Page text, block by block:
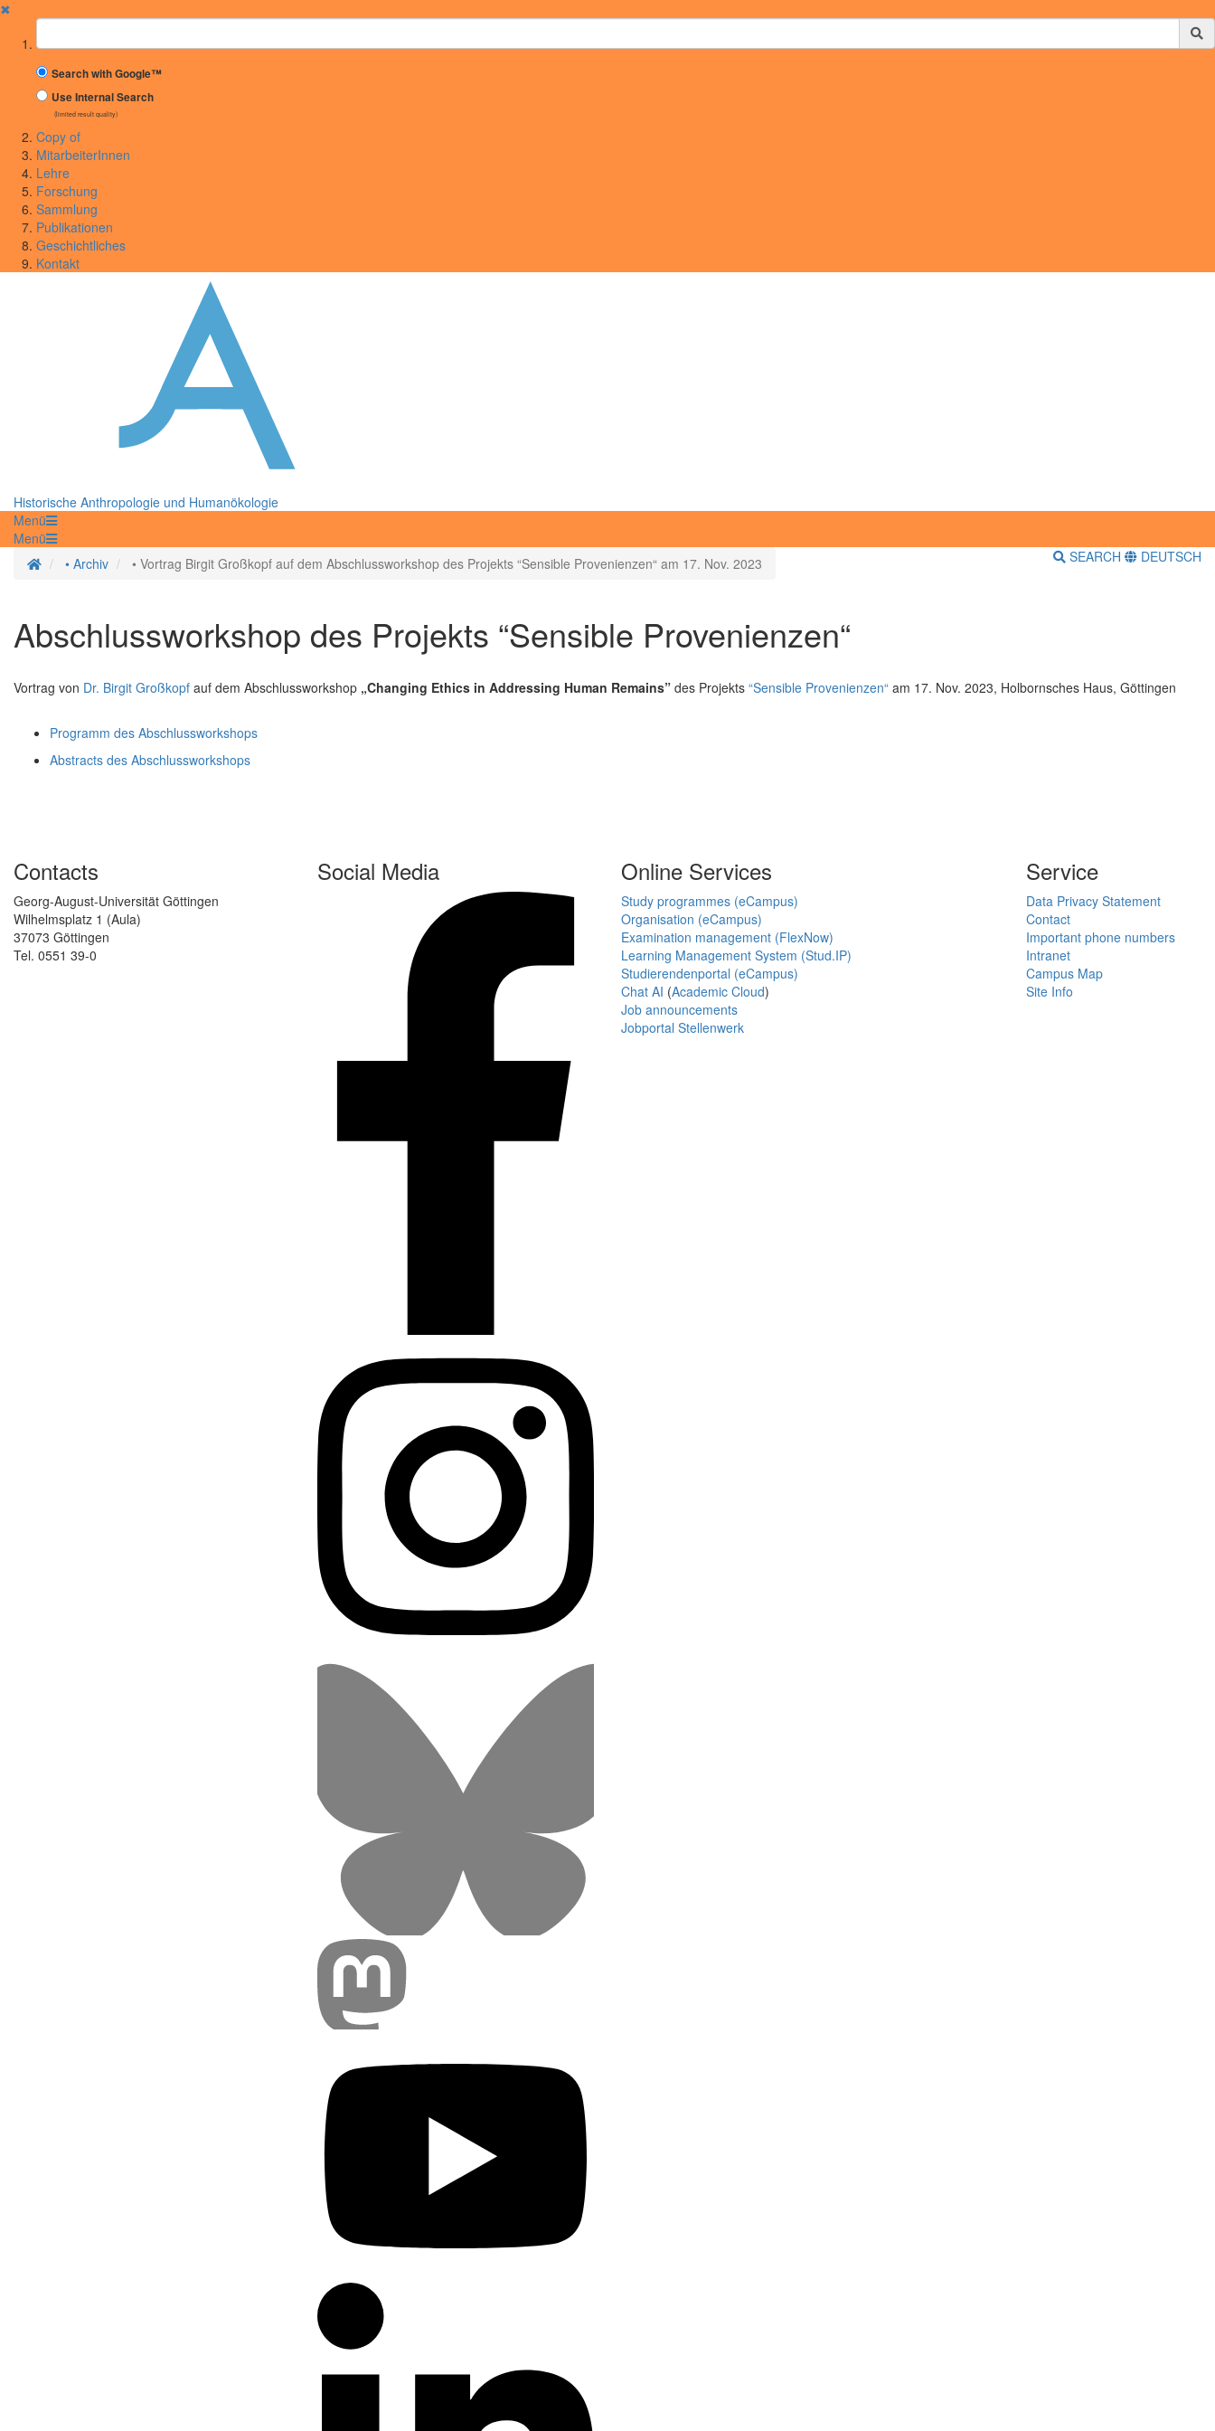
✖
Suchbegriff
Search with Google™
Use Internal Search
(limited result quality)
Copy of
MitarbeiterInnen
Lehre
Forschung
Sammlung
Publikationen
Geschichtliches
Kontakt
Historische Anthropologie und Humanökologie
Menü
Menü
Homepage
• Archiv • Vortrag Birgit Großkopf auf dem Abschlussworkshop des Projekts “Sensible Provenienzen“ am 17. Nov. 2023 SEARCH DEUTSCH
Abschlussworkshop des Projekts “Sensible Provenienzen“
Vortrag von Dr. Birgit Großkopf auf dem Abschlussworkshop „Changing Ethics in Addressing Human Remains” des Projekts “Sensible Provenienzen“ am 17. Nov. 2023, Holbornsches Haus, Göttingen
Programm des Abschlussworkshops
Abstracts des Abschlussworkshops
Contacts
Georg-August-Universität Göttingen
Wilhelmsplatz 1 (Aula)
37073 Göttingen
Tel. 0551 39-0
Social Media Online Services
Study programmes (eCampus)
Organisation (eCampus)
Examination management (FlexNow)
Learning Management System (Stud.IP)
Studierendenportal (eCampus)
Chat AI (Academic Cloud)
Job announcements
Jobportal Stellenwerk
Service
Data Privacy Statement
Contact
Important phone numbers
Intranet
Campus Map
Site Info